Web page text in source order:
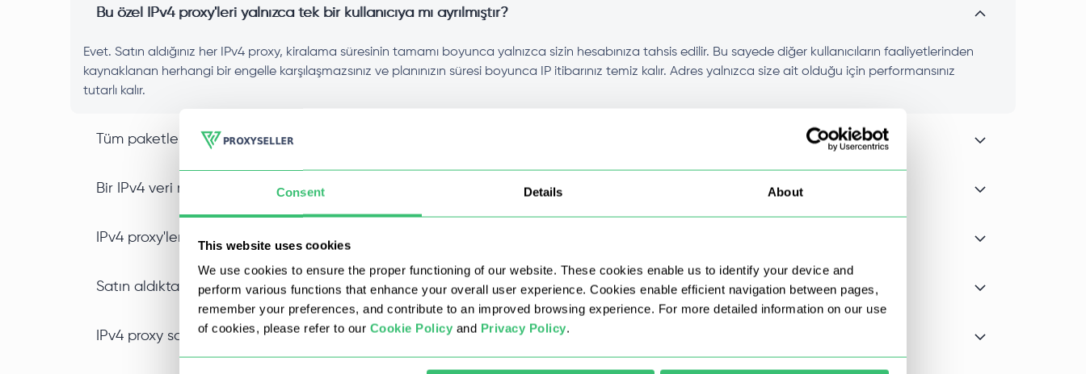
Consent Details About
This website uses cookies
We use cookies to ensure the proper functioning of our website. These cookies enable us to identify your device and
perform various functions that enhance your overall user experience. Cookies enable efficient navigation between pages,
remember your preferences, and contribute to an improved browsing experience. For more detailed information on our use
of cookies, please refer to our Cookie Policy and Privacy Policy.
Bu özel IPv4 proxy'leri yalnızca tek bir kullanıcıya mı ayrılmıştır?
Evet. Satın aldığınız her IPv4 proxy, kiralama süresinin tamamı boyunca yalnızca sizin hesabınıza tahsis edilir. Bu sayede diğer kullanıcıların faaliyetlerinden
kaynaklanan herhangi bir engelle karşılaşmazsınız ve planınızın süresi boyunca IP itibarınız temiz kalır. Adres yalnızca size ait olduğu için performansınız
tutarlı kalır.
Tüm paketlerde IPv4 SOCKS5 proxy desteği sunuyor musunuz?
Bir IPv4 veri merkezi proxy’sini diğer türlerden ayıran nedir?
IPv4 proxy'lerini toplu olarak indirimli bir şekilde satın almak mümkün mü?
Satın aldıktan sonra özel IPv4 proxy'mi ne kadar sürede kullanmaya başlayabilirim?
IPv4 proxy satın alırken belirli bir konum seçebilir miyim?